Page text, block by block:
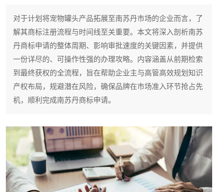
对于计划将宠物罐头产品拓展至南苏丹市场的企业而言，了
解其商标注册流程与时间线至关重要。本文将深入剖析南苏
丹商标申请的整体周期、影响审批速度的关键因素，并提供
一份详尽的、可操作性强的办理攻略。内容涵盖从前期检索
到最终获权的全流程，旨在帮助企业主与高管高效规划知识
产权布局，规避潜在风险，确保品牌在市场准入环节抢占先
机，顺利完成南苏丹商标申请。